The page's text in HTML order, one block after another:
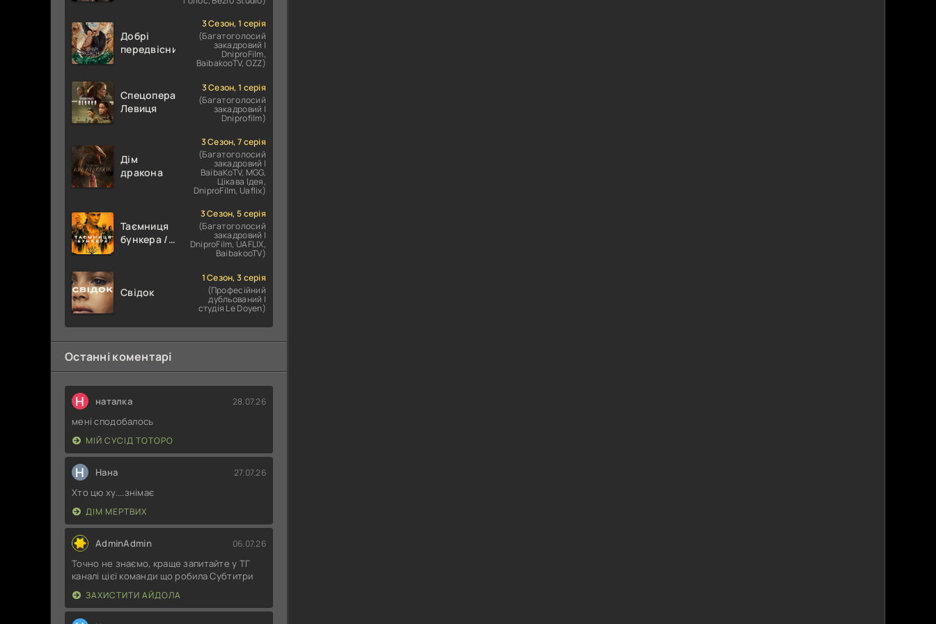
Добрі
передвісники
3 Сезон, 1 серія
(Багатоголосий
закадровий |
DniproFilm,
BaibakooTV, OZZ)
Спецоперації:
Левиця
3 Сезон, 1 серія
(Багатоголосий
закадровий |
Dniprofilm)
Дім
дракона
3 Сезон, 7 серія
(Багатоголосий
закадровий |
BaibaKoTV, MGG,
Цікава Ідея,
DniproFilm, Uaflix)
Таємниця
бункера /
3 Сезон, 5 серія
(Багатоголосий
закадровий |
DniproFilm, UAFLIX,
BaibakooTV)
Свідок
1 Сезон, 3 серія
(Професійний
дубльований |
студія Le Doyen)
Останні коментарі
Н наталка 28.07.26
мені сподобалось
МІЙ СУСІД ТОТОРО
Н Нана 27.07.26
Хто цю ху....знімає
ДІМ МЕРТВИХ
AdminAdmin 06.07.26
Точно не знаємо, краще запитайте у ТГ
каналі цієї команди що робила Субтитри
ЗАХИСТИТИ АЙДОЛА